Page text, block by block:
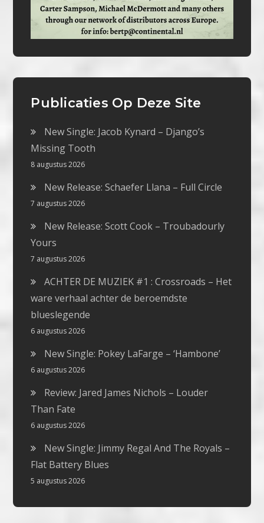
Publicaties Op Deze Site
New Single: Jacob Kynard – Django’s
Missing Tooth
8 augustus 2026
New Release: Schaefer Llana – Full Circle
7 augustus 2026
New Release: Scott Cook – Troubadourly
Yours
7 augustus 2026
ACHTER DE MUZIEK #1 : Crossroads – Het
ware verhaal achter de beroemdste
blueslegende
6 augustus 2026
New Single: Pokey LaFarge – ‘Hambone’
6 augustus 2026
Review: Jared James Nichols – Louder
Than Fate
6 augustus 2026
New Single: Jimmy Regal And The Royals –
Flat Battery Blues
5 augustus 2026